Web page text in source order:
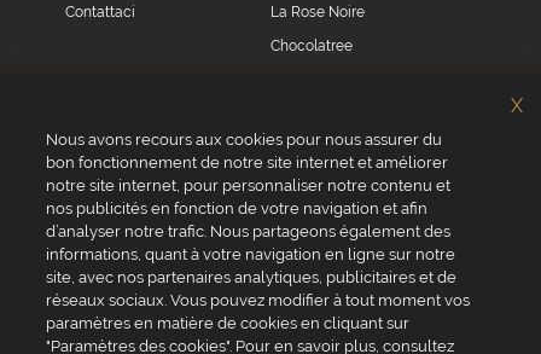
Contattaci
La Rose Noire
Chocolatree
Servizio clienti
0039 02 82 94 01 46
Da lunedì a venerdì dalle 8.30 alle 17.30
Nous avons recours aux cookies pour nous assurer du
bon fonctionnement de notre site internet et améliorer
notre site internet, pour personnaliser notre contenu et
nos publicités en fonction de votre navigation et afin
d’analyser notre trafic. Nous partageons également des
informations, quant à votre navigation en ligne sur notre
site, avec nos partenaires analytiques, publicitaires et de
réseaux sociaux. Vous pouvez modifier à tout moment vos
paramètres en matière de cookies en cliquant sur
"Paramètres des cookies". Pour en savoir plus, consultez
X